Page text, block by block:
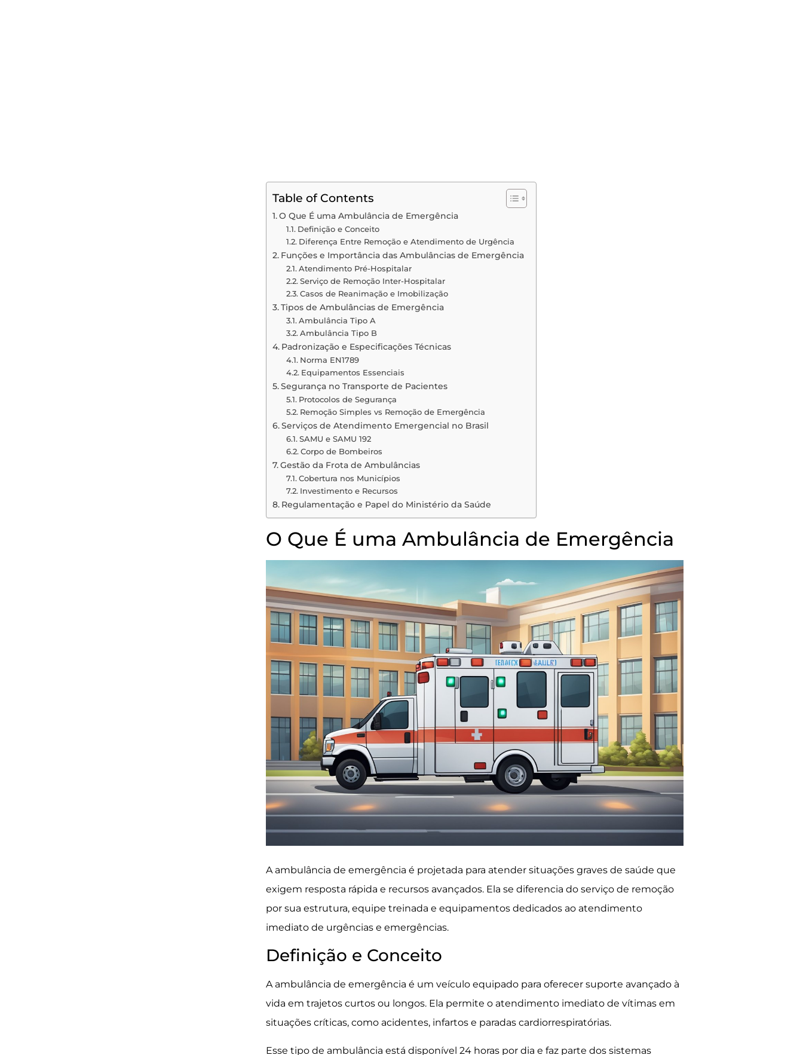
Table of Contents
O Que É uma Ambulância de Emergência
Definição e Conceito
Diferença Entre Remoção e Atendimento de Urgência
Funções e Importância das Ambulâncias de Emergência
Atendimento Pré-Hospitalar
Serviço de Remoção Inter-Hospitalar
Casos de Reanimação e Imobilização
Tipos de Ambulâncias de Emergência
Ambulância Tipo A
Ambulância Tipo B
Padronização e Especificações Técnicas
Norma EN1789
Equipamentos Essenciais
Segurança no Transporte de Pacientes
Protocolos de Segurança
Remoção Simples vs Remoção de Emergência
Serviços de Atendimento Emergencial no Brasil
SAMU e SAMU 192
Corpo de Bombeiros
Gestão da Frota de Ambulâncias
Cobertura nos Municípios
Investimento e Recursos
Regulamentação e Papel do Ministério da Saúde
O Que É uma Ambulância de Emergência
A ambulância de emergência é projetada para atender situações graves de saúde que
exigem resposta rápida e recursos avançados. Ela se diferencia do serviço de remoção
por sua estrutura, equipe treinada e equipamentos dedicados ao atendimento
imediato de urgências e emergências.
Definição e Conceito
A ambulância de emergência é um veículo equipado para oferecer suporte avançado à
vida em trajetos curtos ou longos. Ela permite o atendimento imediato de vítimas em
situações críticas, como acidentes, infartos e paradas cardiorrespiratórias.
Esse tipo de ambulância está disponível 24 horas por dia e faz parte dos sistemas